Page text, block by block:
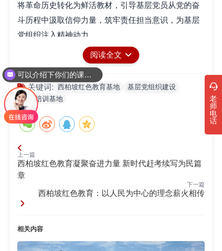
将革命历史转化为鲜活教材，引导基层党员从党的奋
斗历程中汲取信仰力量，筑牢责任担当意识，为基层
党组织注入精神动力。
【沉浸式教育：场景化培训提升实践能力】
突破传统党课模式，西柏坡打造“理论+体验+研
讨”三维课堂。通过重走行军路线、模拟决策会议等沉
浸式活动，让党员身临其境感悟初心使命。这种“学用
结合”的培训方式，显著提升了基层干部解决群众问题
的实战能力。
基地联动党校专家、基层模范代表组建智库团
队，推出定制化党建课程包;开发“线上云展厅+线下实
践基地”双轨平台，打破地域限制。2023年数据显示，
参训支部的群众满意度同比提升27%，组织生活创新
【长效发展机制：红色动能助推基层治理】
西柏坡经验正在全国形成示范效应。河北省某乡
阅读全文
关键词: 西柏坡红色教育基地
基层党组织建设
党建培训基地
上一篇
西柏坡红色教育凝聚奋进力量 新时代赶考续写为民篇
章
下一篇
西柏坡红色教育：以人民为中心的理念薪火相传
相关内容
老
师
电
话
可以介绍下你们的课程吗？